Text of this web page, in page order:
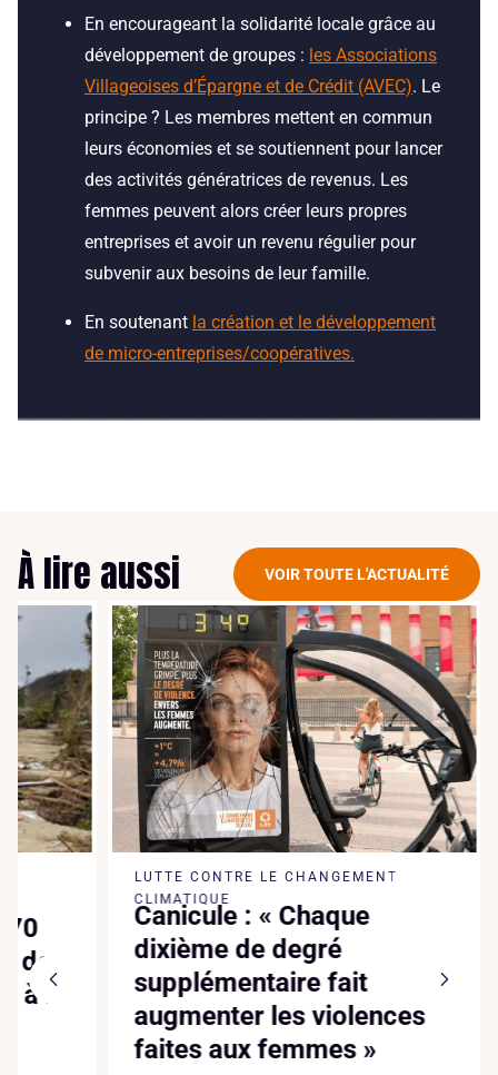
En encourageant la solidarité locale grâce au
développement de groupes : les Associations
Villageoises d’Épargne et de Crédit (AVEC). Le
principe ? Les membres mettent en commun
leurs économies et se soutiennent pour lancer
des activités génératrices de revenus. Les
femmes peuvent alors créer leurs propres
entreprises et avoir un revenu régulier pour
subvenir aux besoins de leur famille.
En soutenant la création et le développement
de micro-entreprises/coopératives.
À lire aussi VOIR TOUTE L'ACTUALITÉ
LUTTE CONTRE LE CHANGEMENT
CLIMATIQUE
Canicule : « Chaque
dixième de degré
supplémentaire fait
augmenter les violences
faites aux femmes »